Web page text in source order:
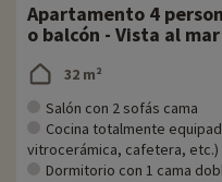
Apartamento 4
o balcón - Vista al mar
32 m²
Salón con 2 sofás cama
Cocina totalmente
vitrocerámica, cafetera, etc.)
Dormitorio con 1 cama